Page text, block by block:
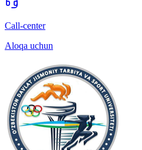
Call-center
Aloqa uchun